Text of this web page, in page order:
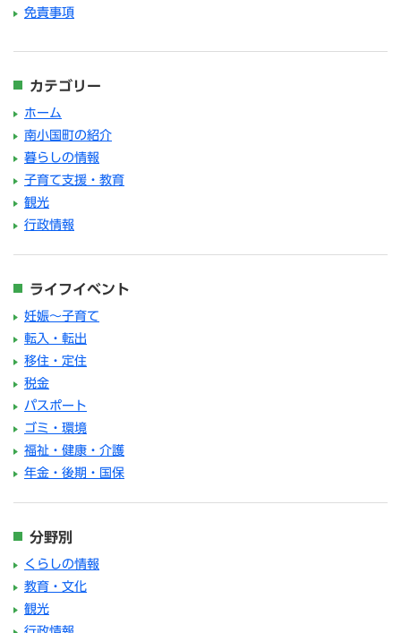
免責事項
カテゴリー
ホーム
南小国町の紹介
暮らしの情報
子育て支援・教育
観光
行政情報
ライフイベント
妊娠～子育て
転入・転出
移住・定住
税金
パスポート
ゴミ・環境
福祉・健康・介護
年金・後期・国保
分野別
くらしの情報
教育・文化
観光